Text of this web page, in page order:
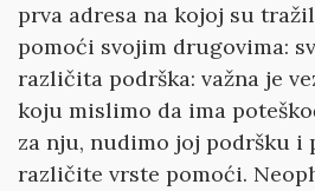
prva adresa na kojoj su
pomoći svojim drugovima:
različita podrška: važna je
koju mislimo da ima
za nju, nudimo joj podršku i
različite vrste pomoći.